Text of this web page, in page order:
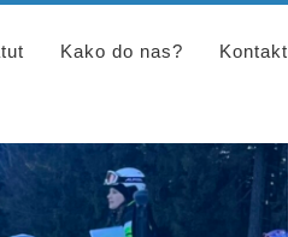
Kako do nas? Kontakt